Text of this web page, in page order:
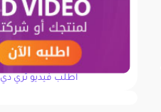
اطلب فيديو ثري دي